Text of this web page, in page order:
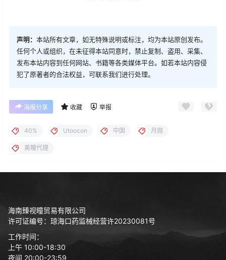
声明： 本站所有文章，如无特殊说明或标注，均为本站原创发布。
任何个人或组织，在未征得本站同意时，禁止复制、盗用、采集、
发布本站内容到任何网站、书籍等各类媒体平台。如若本站内容侵
犯了原著者的合法权益，可联系我们进行处理。
海报分享 收藏 举报
40% Utoocon 中国 月抛
美瞳代理
海南臻视瞳贸易有限公司
许可证编号：琼海口药监械经营许20230081号
工作时间：
上午 10:00-18:30
夜间 20:00-23:59